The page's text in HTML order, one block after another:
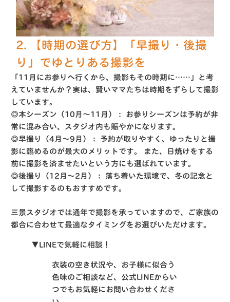
2. 【時期の選び方】「早撮り・後撮
り」でゆとりある撮影を
「11月にお参りへ行くから、撮影もその時期に……」と考
えていませんか？実は、賢いママたちは時期をずらして撮影
しています。
◎本シーズン（10月〜11月）：
お参りシーズンは予約が非
常に混み合い、スタジオ内も賑やかになります。
◎早撮り（4月〜9月）：
予約が取りやすく、ゆったりと撮
影に臨めるのが最大のメリットです。
また、日焼けをする
前に撮影を済ませたいという方にも選ばれています。
◎後撮り（12月〜2月）：
落ち着いた環境で、冬の記念と
して撮影するのもおすすめです。
三景スタジオでは通年で撮影を承っていますので、ご家族の
都合に合わせて最適なタイミングをお選びいただけます。
▼LINEで気軽に相談！
衣装の空き状況や、お子様に似合う
色味のご相談など、公式LINEからい
つでもお気軽にお問い合わせくださ